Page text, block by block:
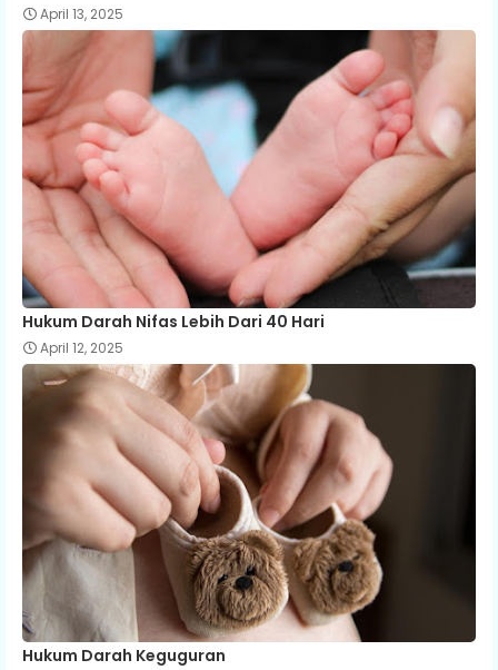
April 13, 2025
Hukum Darah Nifas Lebih Dari 40 Hari
April 12, 2025
Hukum Darah Keguguran